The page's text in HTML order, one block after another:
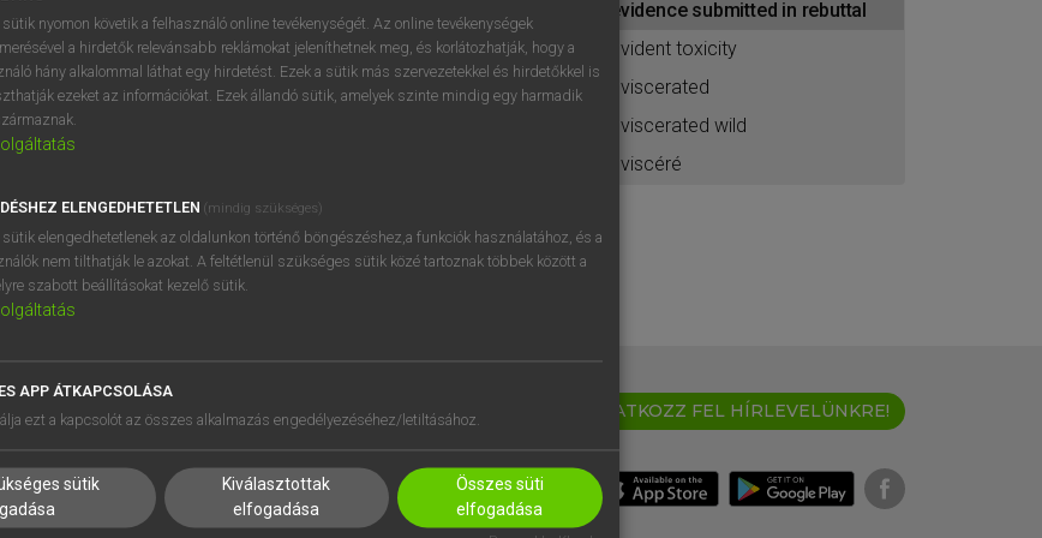
BELÉPÉS
regisztrálok ésbelépek.
REGISZTRÁCIÓ
evidence submitted in rebuttal
evident toxicity
eviscerated
eviscerated wild
éviscéré
SÚGÓ
RÓLUNK
SÜTI BEÁLLÍTÁSOK
IRATKOZZ FEL HÍRLEVELÜNKRE!
sütik nyomon követik a felhasználó online tevékenységét. Az online tevékenységek
a hirdetők relevánsabb reklámokat jeleníthetnek meg, és korlátozhatják, hogy a
hány alkalommal láthat egy hirdetést. Ezek a sütik más szervezetekkel és hirdetőkkel is
ezeket az információkat. Ezek állandó sütik, amelyek szinte mindig egy harmadik
ELENGEDHETETLEN (mindig szükséges)
sütik elengedhetetlenek az oldalunkon történő böngészéshez,a funkciók használatához, és a
nem tilthatják le azokat. A feltétlenül szükséges sütik közé tartoznak többek között a
szabott beállításokat kezelő sütik.
APP ÁTKAPCSOLÁSA
ezt a kapcsolót az összes alkalmazás engedélyezéséhez/letiltásához.
sütik
Kiválasztottak
elfogadása
Összes süti
elfogadása